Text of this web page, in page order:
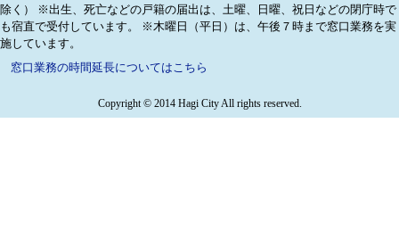
除く）
※出生、死亡などの戸籍の届出は、土曜、日曜、祝日などの閉庁時で
も宿直で受付しています。
※木曜日（平日）は、午後７時まで窓口業務を実
施しています。
窓口業務の時間延長についてはこちら
Copyright © 2014 Hagi City All rights reserved.